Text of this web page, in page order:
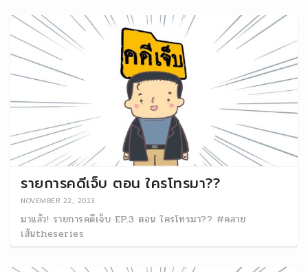
รายการคดีเจ็บ ตอน ใครโทรมา??
NOVEMBER 22, 2023
มาแล้ว! รายการคดีเจ็บ EP.3 ตอน ใครโทรมา?? #คลาย
เส้นtheseries